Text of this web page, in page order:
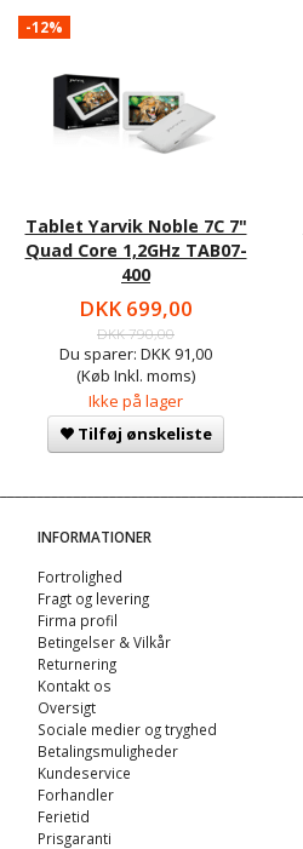
-12%
Tablet Yarvik Noble 7C 7"
Quad Core 1,2GHz TAB07-
400
DKK 699,00
DKK 790,00
Du sparer: DKK 91,00
(Køb Inkl. moms)
Ikke på lager
Tilføj ønskeliste
INFORMATIONER
Fortrolighed
Fragt og levering
Firma profil
Betingelser & Vilkår
Returnering
Kontakt os
Oversigt
Sociale medier og tryghed
Betalingsmuligheder
Kundeservice
Forhandler
Ferietid
Prisgaranti